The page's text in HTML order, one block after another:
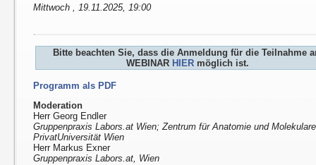
Mittwoch , 19.11.2025, 19:00
Bitte beachten Sie, dass die Anmeldung für die Teilnahme
WEBINAR HIER möglich ist.
Programm als PDF
Moderation
Herr Georg Endler
Gruppenpraxis Labors.at Wien; Zentrum für Anatomie und
PrivatUniversität Wien
Herr Markus Exner
Gruppenpraxis Labors.at, Wien